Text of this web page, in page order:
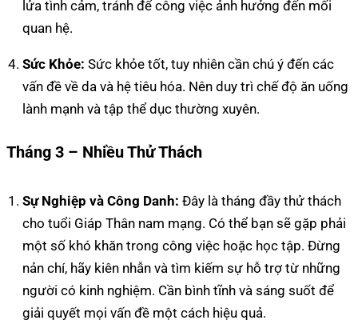
lửa tình cảm, tránh để công việc ảnh hưởng đến mối
quan hệ.
Sức Khỏe: Sức khỏe tốt, tuy nhiên cần chú ý đến các
vấn đề về da và hệ tiêu hóa. Nên duy trì chế độ ăn uống
lành mạnh và tập thể dục thường xuyên.
Tháng 3 – Nhiều Thử Thách
Sự Nghiệp và Công Danh: Đây là tháng đầy thử thách
cho tuổi Giáp Thân nam mạng. Có thể bạn sẽ gặp phải
một số khó khăn trong công việc hoặc học tập. Đừng
nản chí, hãy kiên nhẫn và tìm kiếm sự hỗ trợ từ những
người có kinh nghiệm. Cần bình tĩnh và sáng suốt để
giải quyết mọi vấn đề một cách hiệu quả.